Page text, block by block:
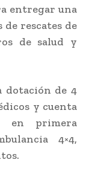
entregar una
de rescates de
de salud y
dotación de 4
y cuenta
en primera
4×4,